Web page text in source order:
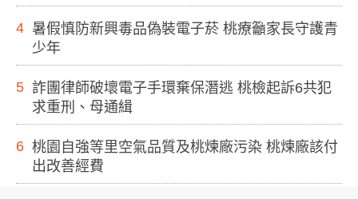
4 暑假慎防新興毒品偽裝電子菸 桃療籲家長守護青
少年
5 詐團律師破壞電子手環棄保潛逃 桃檢起訴6共犯
求重刑、母通緝
6 桃園自強等里空氣品質及桃煉廠污染 桃煉廠該付
出改善經費